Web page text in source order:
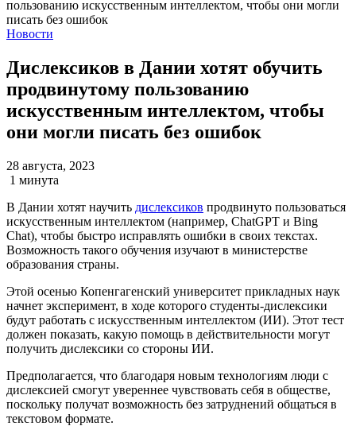
Новости
Дислексиков в Дании хотят обучить
продвинутому пользованию
искусственным интеллектом, чтобы
они могли писать без ошибок
28 августа, 2023
1 минута
В Дании хотят научить дислексиков продвинуто пользоваться
искусственным интеллектом (например, ChatGPT и Bing
Chat), чтобы быстро исправлять ошибки в своих текстах.
Возможность такого обучения изучают в министерстве
образования страны.
Этой осенью Копенгагенский университет прикладных наук
начнет эксперимент, в ходе которого студенты-дислексики
будут работать с искусственным интеллектом (ИИ). Этот тест
должен показать, какую помощь в действительности могут
получить дислексики со стороны ИИ.
Предполагается, что благодаря новым технологиям люди с
дислексией смогут увереннее чувствовать себя в обществе,
поскольку получат возможность без затруднений общаться в
текстовом формате.